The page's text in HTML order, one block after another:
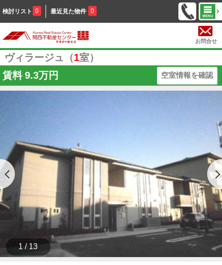
検討リスト 0 最近見た物件 0
お問合せ
ヴィラージュ（1室）
賃料 9.3万円 空室情報を確認
1 / 13